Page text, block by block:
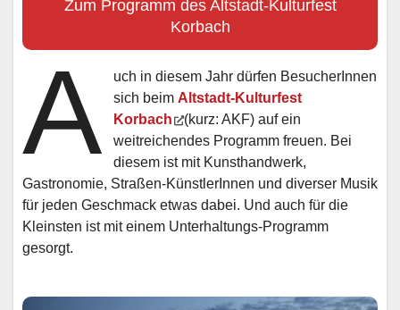
Zum Programm des Altstadt-Kulturfest
Korbach
A
uch in diesem Jahr dürfen BesucherInnen
sich beim Altstadt-Kulturfest
Korbach
(kurz: AKF) auf ein
weitreichendes Programm freuen. Bei
diesem ist mit Kunsthandwerk,
Gastronomie, Straßen-KünstlerInnen und diverser Musik
für jeden Geschmack etwas dabei. Und auch für die
Kleinsten ist mit einem Unterhaltungs-Programm
gesorgt.